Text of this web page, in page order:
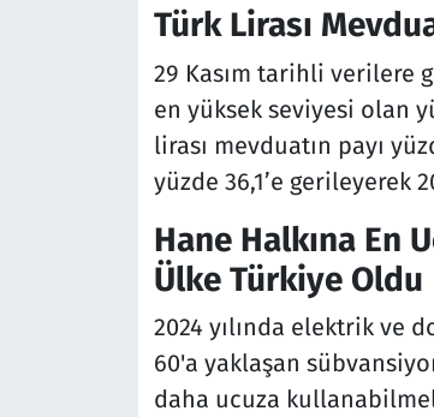
Türk Lirası
29 Kasım tarihli verilere
en yüksek seviyesi olan
lirası mevduatın payı
yüzde 36,1’e gerileyerek
Hane Halkına En
Ülke Türkiye Oldu
2024 yılında elektrik ve
60'a yaklaşan
daha ucuza